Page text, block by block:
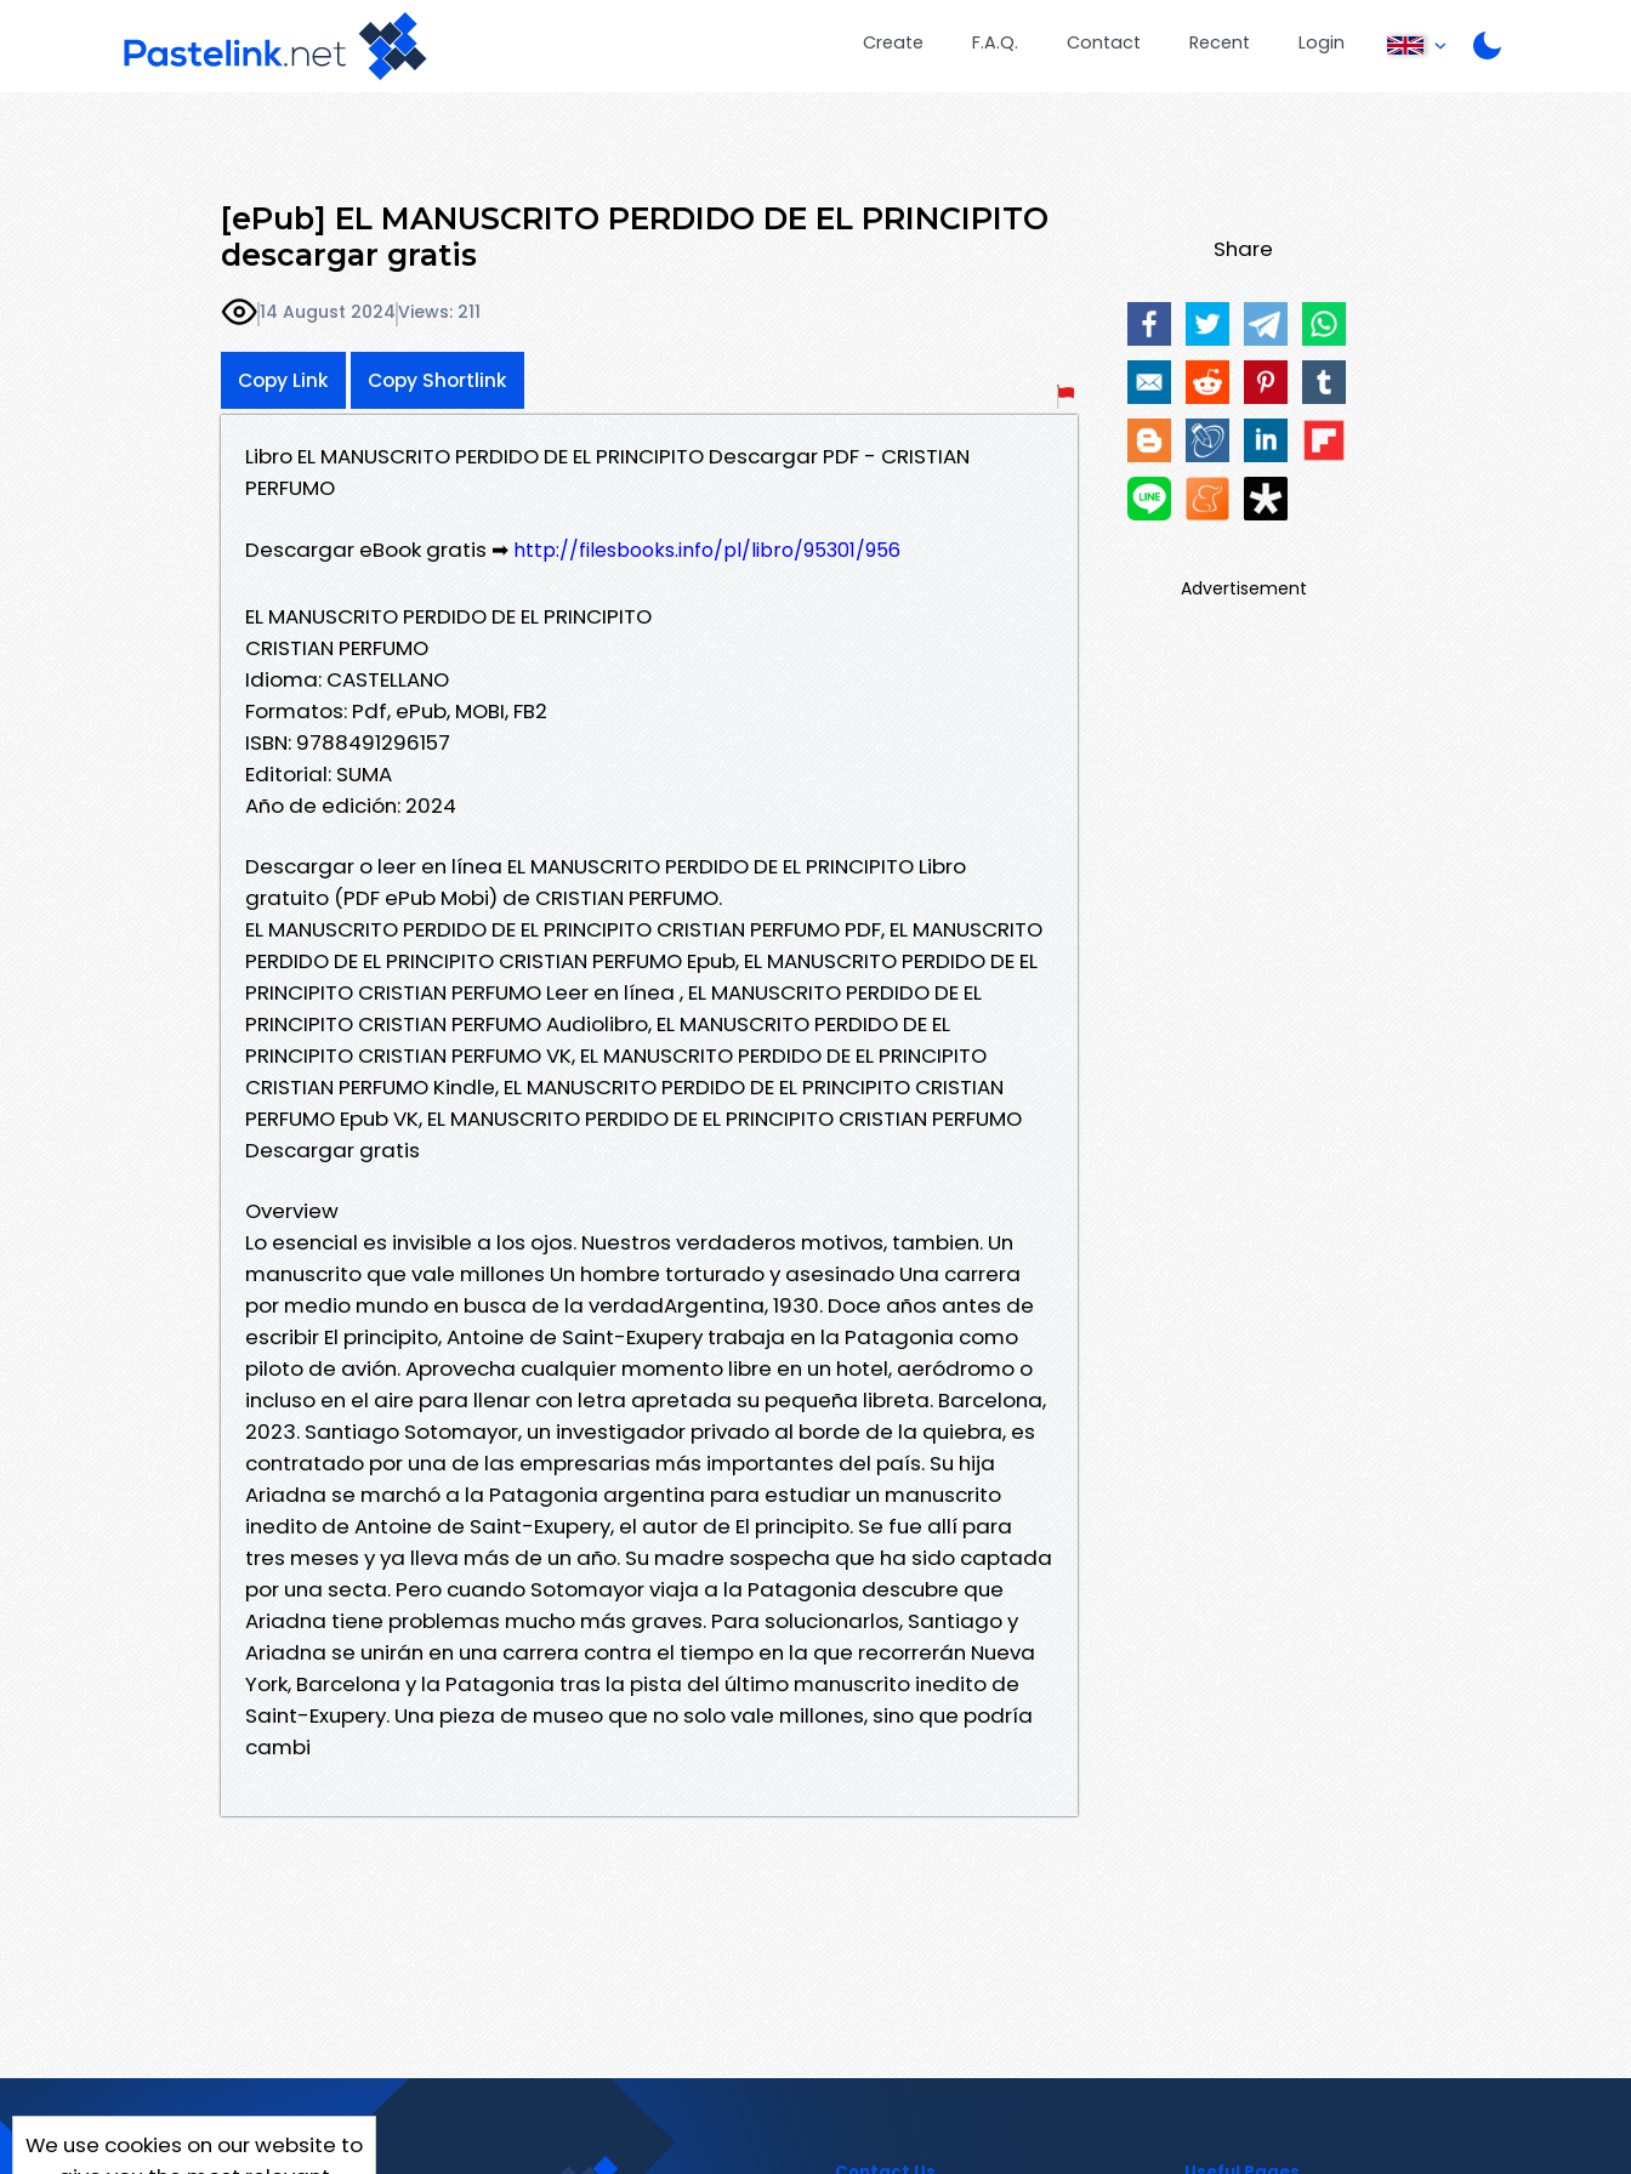
Create F.A.Q. Contact Recent Login
[ePub] EL MANUSCRITO PERDIDO DE EL PRINCIPITO
descargar gratis
14 August 2024Views: 211
Copy Link Copy Shortlink
Libro EL MANUSCRITO PERDIDO DE EL PRINCIPITO Descargar PDF - CRISTIAN
PERFUMO
Descargar eBook gratis ➡ http://filesbooks.info/pl/libro/95301/956
EL MANUSCRITO PERDIDO DE EL PRINCIPITO
CRISTIAN PERFUMO
Idioma: CASTELLANO
Formatos: Pdf, ePub, MOBI, FB2
ISBN: 9788491296157
Editorial: SUMA
Año de edición: 2024
Descargar o leer en línea EL MANUSCRITO PERDIDO DE EL PRINCIPITO Libro
gratuito (PDF ePub Mobi) de CRISTIAN PERFUMO.
EL MANUSCRITO PERDIDO DE EL PRINCIPITO CRISTIAN PERFUMO PDF, EL MANUSCRITO
PERDIDO DE EL PRINCIPITO CRISTIAN PERFUMO Epub, EL MANUSCRITO PERDIDO DE EL
PRINCIPITO CRISTIAN PERFUMO Leer en línea , EL MANUSCRITO PERDIDO DE EL
PRINCIPITO CRISTIAN PERFUMO Audiolibro, EL MANUSCRITO PERDIDO DE EL
PRINCIPITO CRISTIAN PERFUMO VK, EL MANUSCRITO PERDIDO DE EL PRINCIPITO
CRISTIAN PERFUMO Kindle, EL MANUSCRITO PERDIDO DE EL PRINCIPITO CRISTIAN
PERFUMO Epub VK, EL MANUSCRITO PERDIDO DE EL PRINCIPITO CRISTIAN PERFUMO
Descargar gratis
Overview
Lo esencial es invisible a los ojos. Nuestros verdaderos motivos, tambien. Un
manuscrito que vale millones Un hombre torturado y asesinado Una carrera
por medio mundo en busca de la verdadArgentina, 1930. Doce años antes de
escribir El principito, Antoine de Saint-Exupery trabaja en la Patagonia como
piloto de avión. Aprovecha cualquier momento libre en un hotel, aeródromo o
incluso en el aire para llenar con letra apretada su pequeña libreta. Barcelona,
2023. Santiago Sotomayor, un investigador privado al borde de la quiebra, es
contratado por una de las empresarias más importantes del país. Su hija
Ariadna se marchó a la Patagonia argentina para estudiar un manuscrito
inedito de Antoine de Saint-Exupery, el autor de El principito. Se fue allí para
tres meses y ya lleva más de un año. Su madre sospecha que ha sido captada
por una secta. Pero cuando Sotomayor viaja a la Patagonia descubre que
Ariadna tiene problemas mucho más graves. Para solucionarlos, Santiago y
Ariadna se unirán en una carrera contra el tiempo en la que recorrerán Nueva
York, Barcelona y la Patagonia tras la pista del último manuscrito inedito de
Saint-Exupery. Una pieza de museo que no solo vale millones, sino que podría
cambi
Share
Advertisement
We use cookies on our website to